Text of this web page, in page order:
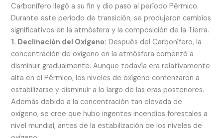
Carbonífero llegó a su fin y dio paso al período Pérmico.
Durante este período de transición, se produjeron cambios
significativos en la atmósfera y la composición de la Tierra.
1. Declinación del Oxígeno: Después del Carbonífero, la
concentración de oxígeno en la atmósfera comenzó a
disminuir gradualmente. Aunque todavía era relativamente
alta en el Pérmico, los niveles de oxígeno comenzaron a
estabilizarse y disminuir a lo largo de las eras posteriores.
Además debido a la concentración tan elevada de
oxígeno, se cree que hubo ingentes incendios forestales a
nivel mundial, antes de la estabilización de los niveles de